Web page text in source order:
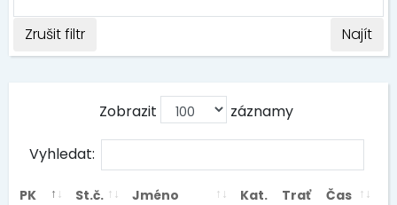
Zrušit filtr Najít
Zobrazit záznamy
Vyhledat:
PK St.č. Jméno Kat. Trať
Čas